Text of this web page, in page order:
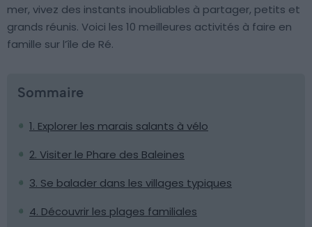
mer, vivez des instants inoubliables à partager, petits et
grands réunis. Voici les 10 meilleures activités à faire en
famille sur l’île de Ré.
Sommaire
1. Explorer les marais salants à vélo
2. Visiter le Phare des Baleines
3. Se balader dans les villages typiques
4. Découvrir les plages familiales